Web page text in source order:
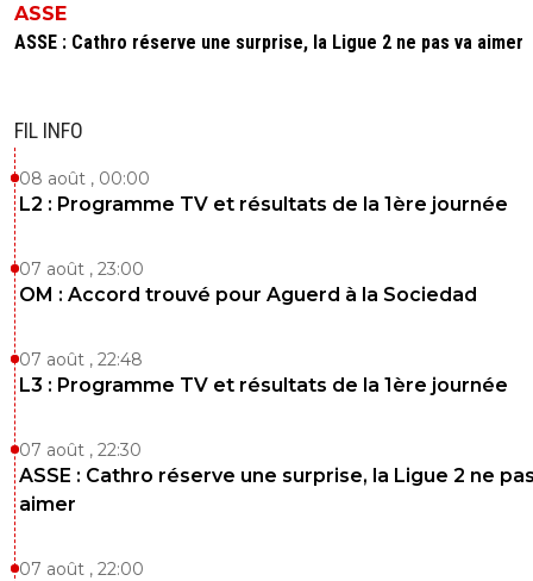
ASSE
ASSE : Cathro réserve une surprise, la Ligue 2 ne pas va aimer
FIL INFO
08 août , 00:00
L2 : Programme TV et résultats de la 1ère journée
07 août , 23:00
OM : Accord trouvé pour Aguerd à la Sociedad
07 août , 22:48
L3 : Programme TV et résultats de la 1ère journée
07 août , 22:30
ASSE : Cathro réserve une surprise, la Ligue 2 ne
aimer
07 août , 22:00